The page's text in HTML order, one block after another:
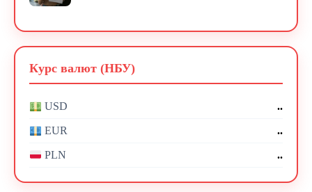
Курс валют (НБУ)
USD ..
EUR ..
PLN ..